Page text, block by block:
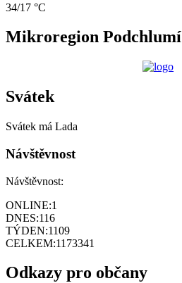
34/17 °C
Mikroregion Podchlumí
Svátek
Svátek má Lada
Návštěvnost
Návštěvnost:
ONLINE:1
DNES:116
TÝDEN:1109
CELKEM:1173341
Odkazy pro občany